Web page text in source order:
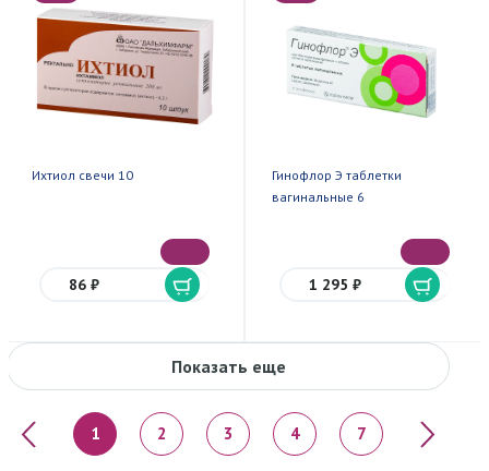
Ихтиол свечи 10
86 ₽
Гинофлор Э таблетки
вагинальные 6
1 295 ₽
Показать еще
« 1 2 3 4 7